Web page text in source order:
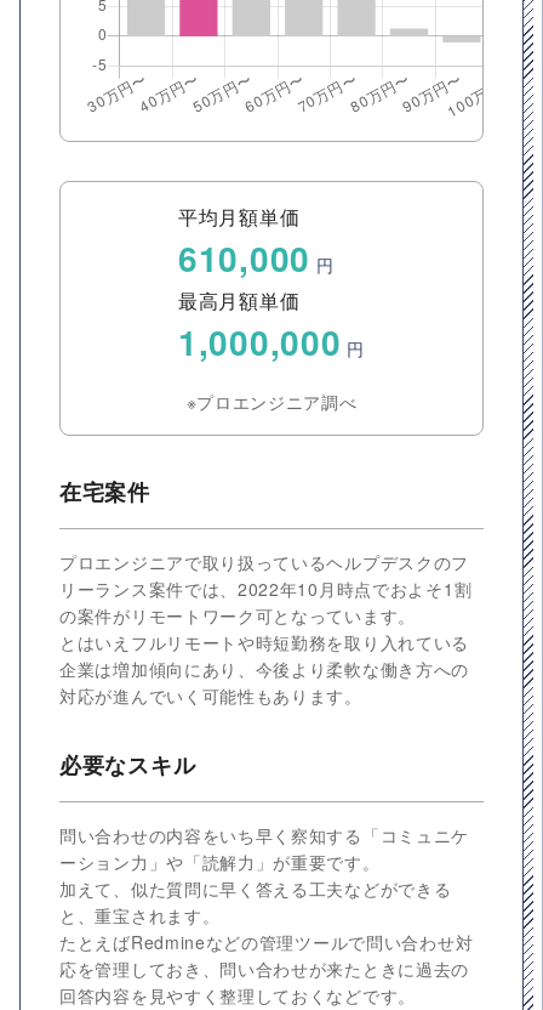
平均月額単価
610,000 円
最高月額単価
1,000,000 円
※プロエンジニア調べ
在宅案件
プロエンジニアで取り扱っているヘルプデスクのフ
リーランス案件では、2022年10月時点でおよそ1割
の案件がリモートワーク可となっています。
とはいえフルリモートや時短勤務を取り入れている
企業は増加傾向にあり、今後より柔軟な働き方への
対応が進んでいく可能性もあります。
必要なスキル
問い合わせの内容をいち早く察知する「コミュニケ
ーション力」や「読解力」が重要です。
加えて、似た質問に早く答える工夫などができる
と、重宝されます。
たとえばRedmineなどの管理ツールで問い合わせ対
応を管理しておき、問い合わせが来たときに過去の
回答内容を見やすく整理しておくなどです。